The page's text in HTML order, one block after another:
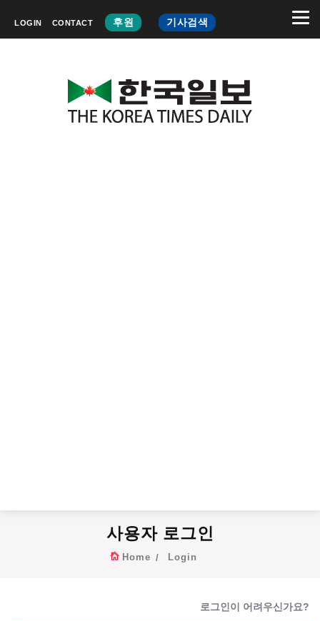
LOGIN CONTACT 후원 기사검색
사용자 로그인
Home Login
로그인이 어려우신가요?